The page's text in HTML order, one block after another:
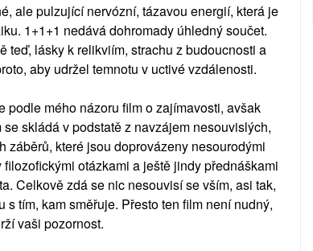
ale pulzující nervózní, tázavou energií, která je
1+1+1 nedává dohromady úhledný součet.
teď, lásky k relikviím, strachu z budoucnosti a
aby udržel temnotu v uctivé vzdálenosti.
podle mého názoru film o zajímavosti, avšak
skládá v podstatě z navzájem nesouvislých,
které jsou doprovázeny nesourodými
otázkami a ještě jindy přednáškami
Celkově zdá se nic nesouvisí se vším, asi tak,
tím, kam směřuje. Přesto ten film není nudný,
vaši pozornost.